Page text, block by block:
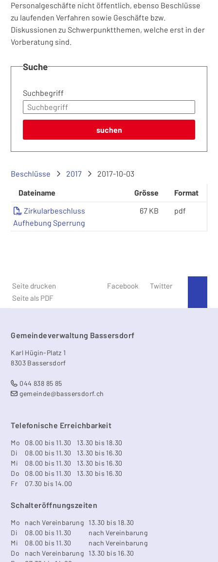
Personalgeschäfte nicht öffentlich, ebenso Beschlüsse
zu laufenden Verfahren sowie Geschäfte bzw.
Diskussionen zu Schwerpunktthemen, welche erst in der
Vorberatung sind.
Suche
Suchbegriff
suchen
Beschlüsse 2017 2017-10-03
Dateiname Grösse
Format
Zirkularbeschluss
Aufhebung Sperrung
67 KB pdf
Seite drucken
Seite als PDF
Facebook Twitter
Footer
Gemeindeverwaltung Bassersdorf
Karl Hügin-Platz 1
8303 Bassersdorf
044 838 85 85
gemeinde@bassersdorf.ch
Telefonische Erreichbarkeit
Mo 08.00 bis 11.30
13.30 bis 18.30
Di
08.00 bis 11.30
13.30 bis 16.30
Mi
08.00 bis 11.30
13.30 bis 16.30
Do
08.00 bis 11.30
13.30 bis 16.30
Fr
07.30 bis 14.00
Schalteröffnungszeiten
Mo nach Vereinbarung
13.30 bis 18.30
Di
08.00 bis 11.30
nach Vereinbarung
Mi
08.00 bis 11.30
nach Vereinbarung
Do
nach Vereinbarung
13.30 bis 16.30